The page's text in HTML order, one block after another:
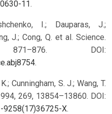
11.
I.; Dauparas, J.;
J.; Cong, Q. et al. Science.
DOI:
.
Cunningham, S. J.; Wang, T.
269, 13854–13860. DOI:
X.